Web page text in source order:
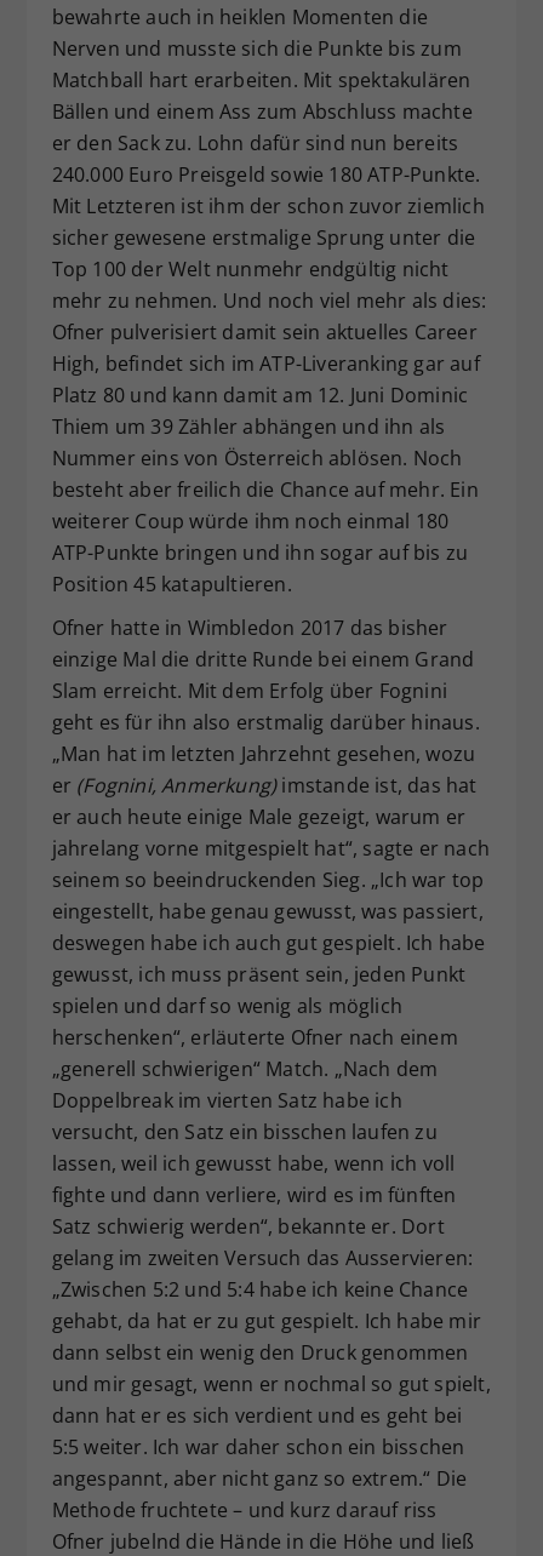
bewahrte auch in heiklen Momenten die
Nerven und musste sich die Punkte bis zum
Matchball hart erarbeiten. Mit spektakulären
Bällen und einem Ass zum Abschluss machte
er den Sack zu. Lohn dafür sind nun bereits
240.000 Euro Preisgeld sowie 180 ATP-Punkte.
Mit Letzteren ist ihm der schon zuvor ziemlich
sicher gewesene erstmalige Sprung unter die
Top 100 der Welt nunmehr endgültig nicht
mehr zu nehmen. Und noch viel mehr als dies:
Ofner pulverisiert damit sein aktuelles Career
High, befindet sich im ATP-Liveranking gar auf
Platz 80 und kann damit am 12. Juni Dominic
Thiem um 39 Zähler abhängen und ihn als
Nummer eins von Österreich ablösen. Noch
besteht aber freilich die Chance auf mehr. Ein
weiterer Coup würde ihm noch einmal 180
ATP-Punkte bringen und ihn sogar auf bis zu
Position 45 katapultieren.
Ofner hatte in Wimbledon 2017 das bisher
einzige Mal die dritte Runde bei einem Grand
Slam erreicht. Mit dem Erfolg über Fognini
geht es für ihn also erstmalig darüber hinaus.
„Man hat im letzten Jahrzehnt gesehen, wozu
er (Fognini, Anmerkung)imstande ist, das hat
er auch heute einige Male gezeigt, warum er
jahrelang vorne mitgespielt hat“, sagte er nach
seinem so beeindruckenden Sieg. „Ich war top
eingestellt, habe genau gewusst, was passiert,
deswegen habe ich auch gut gespielt. Ich habe
gewusst, ich muss präsent sein, jeden Punkt
spielen und darf so wenig als möglich
herschenken“, erläuterte Ofner nach einem
„generell schwierigen“ Match. „Nach dem
Doppelbreak im vierten Satz habe ich
versucht, den Satz ein bisschen laufen zu
lassen, weil ich gewusst habe, wenn ich voll
fighte und dann verliere, wird es im fünften
Satz schwierig werden“, bekannte er. Dort
gelang im zweiten Versuch das Ausservieren:
„Zwischen 5:2 und 5:4 habe ich keine Chance
gehabt, da hat er zu gut gespielt. Ich habe mir
dann selbst ein wenig den Druck genommen
und mir gesagt, wenn er nochmal so gut spielt,
dann hat er es sich verdient und es geht bei
5:5 weiter. Ich war daher schon ein bisschen
angespannt, aber nicht ganz so extrem.“ Die
Methode fruchtete – und kurz darauf riss
Ofner jubelnd die Hände in die Höhe und ließ